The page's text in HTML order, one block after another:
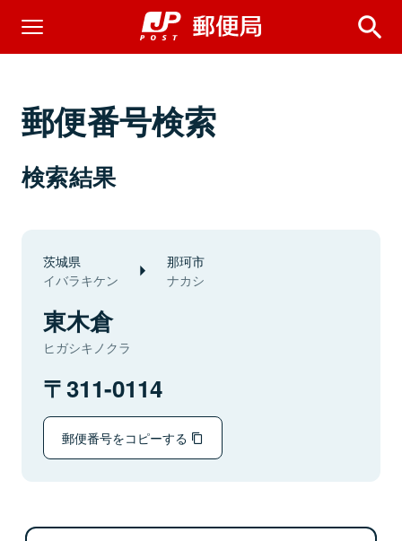
郵便番号検索
検索結果
茨城県
イバラキケン
那珂市
ナカシ
東木倉
ヒガシキノクラ
311-0114
郵便番号をコピーする